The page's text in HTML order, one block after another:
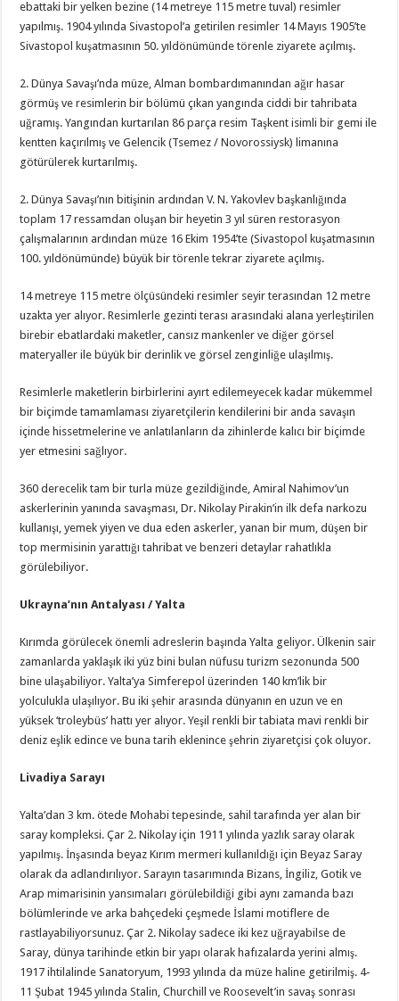
ebattaki bir yelken bezine (14 metreye 115 metre tuval) resimler
yapılmış. 1904 yılında Sivastopol’a getirilen resimler 14 Mayıs 1905’te
Sivastopol kuşatmasının 50. yıldönümünde törenle ziyarete açılmış.
2. Dünya Savaşı’nda müze, Alman bombardımanından ağır hasar
görmüş ve resimlerin bir bölümü çıkan yangında ciddi bir tahribata
uğramış. Yangından kurtarılan 86 parça resim Taşkent isimli bir gemi ile
kentten kaçırılmış ve Gelencik (Tsemez / Novorossiysk) limanına
götürülerek kurtarılmış.
2. Dünya Savaşı’nın bitişinin ardından V. N. Yakovlev başkanlığında
toplam 17 ressamdan oluşan bir heyetin 3 yıl süren restorasyon
çalışmalarının ardından müze 16 Ekim 1954’te (Sivastopol kuşatmasının
100. yıldönümünde) büyük bir törenle tekrar ziyarete açılmış.
14 metreye 115 metre ölçüsündeki resimler seyir terasından 12 metre
uzakta yer alıyor. Resimlerle gezinti terası arasındaki alana yerleştirilen
birebir ebatlardaki maketler, cansız mankenler ve diğer görsel
materyaller ile büyük bir derinlik ve görsel zenginliğe ulaşılmış.
Resimlerle maketlerin birbirlerini ayırt edilemeyecek kadar mükemmel
bir biçimde tamamlaması ziyaretçilerin kendilerini bir anda savaşın
içinde hissetmelerine ve anlatılanların da zihinlerde kalıcı bir biçimde
yer etmesini sağlıyor.
360 derecelik tam bir turla müze gezildiğinde, Amiral Nahimov’un
askerlerinin yanında savaşması, Dr. Nikolay Pirakin’in ilk defa narkozu
kullanışı, yemek yiyen ve dua eden askerler, yanan bir mum, düşen bir
top mermisinin yarattığı tahribat ve benzeri detaylar rahatlıkla
görülebiliyor.
Ukrayna’nın Antalyası / Yalta
Kırımda görülecek önemli adreslerin başında Yalta geliyor. Ülkenin sair
zamanlarda yaklaşık iki yüz bini bulan nüfusu turizm sezonunda 500
bine ulaşabiliyor. Yalta’ya Simferepol üzerinden 140 km’lik bir
yolculukla ulaşılıyor. Bu iki şehir arasında dünyanın en uzun ve en
yüksek ‘troleybüs’ hattı yer alıyor. Yeşil renkli bir tabiata mavi renkli bir
deniz eşlik edince ve buna tarih eklenince şehrin ziyaretçisi çok oluyor.
Livadiya Sarayı
Yalta’dan 3 km. ötede Mohabi tepesinde, sahil tarafında yer alan bir
saray kompleksi. Çar 2. Nikolay için 1911 yılında yazlık saray olarak
yapılmış. İnşasında beyaz Kırım mermeri kullanıldığı için Beyaz Saray
olarak da adlandırılıyor. Sarayın tasarımında Bizans, İngiliz, Gotik ve
Arap mimarisinin yansımaları görülebildiği gibi aynı zamanda bazı
bölümlerinde ve arka bahçedeki çeşmede İslami motiflere de
rastlayabiliyorsunuz. Çar 2. Nikolay sadece iki kez uğrayabilse de
Saray, dünya tarihinde etkin bir yapı olarak hafızalarda yerini almış.
1917 ihtilalinde Sanatoryum, 1993 yılında da müze haline getirilmiş. 4-
11 Şubat 1945 yılında Stalin, Churchill ve Roosevelt’in savaş sonrası